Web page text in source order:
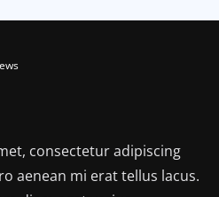
consectetur adipiscing
aenean mi erat tellus lacus.